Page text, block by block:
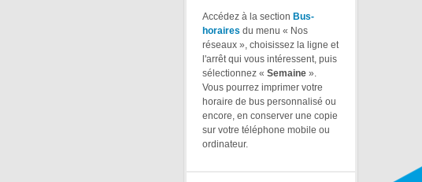
Accédez à la section Bus-
horaires du menu « Nos
réseaux », choisissez la ligne et
l'arrêt qui vous intéressent, puis
sélectionnez « Semaine ».
Vous pourrez imprimer votre
horaire de bus personnalisé ou
encore, en conserver une copie
sur votre téléphone mobile ou
ordinateur.